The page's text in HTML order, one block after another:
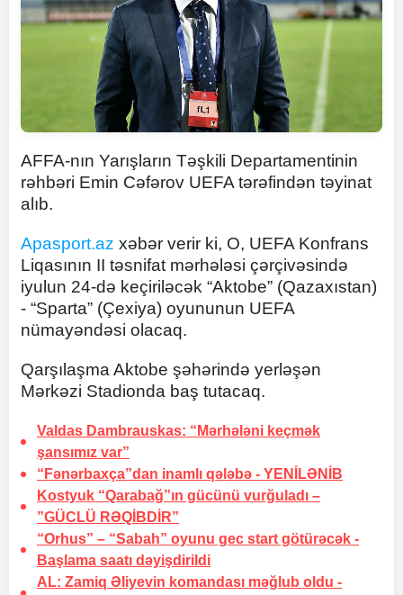
AFFA-nın Yarışların Təşkili Departamentinin
rəhbəri Emin Cəfərov UEFA tərəfindən təyinat
alıb.
Apasport.az xəbər verir ki, O, UEFA Konfrans
Liqasının II təsnifat mərhələsi çərçivəsində
iyulun 24-də keçiriləcək “Aktobe” (Qazaxıstan)
- “Sparta” (Çexiya) oyununun UEFA
nümayəndəsi olacaq.
Qarşılaşma Aktobe şəhərində yerləşən
Mərkəzi Stadionda baş tutacaq.
Valdas Dambrauskas: “Mərhələni keçmək
şansımız var”
“Fənərbaxça”dan inamlı qələbə - YENİLƏNİB
Kostyuk “Qarabağ”ın gücünü vurğuladı –
”GÜCLÜ RƏQİBDİR”
“Orhus” – “Sabah” oyunu gec start götürəcək -
Başlama saatı dəyişdirildi
AL: Zamiq Əliyevin komandası məğlub oldu -